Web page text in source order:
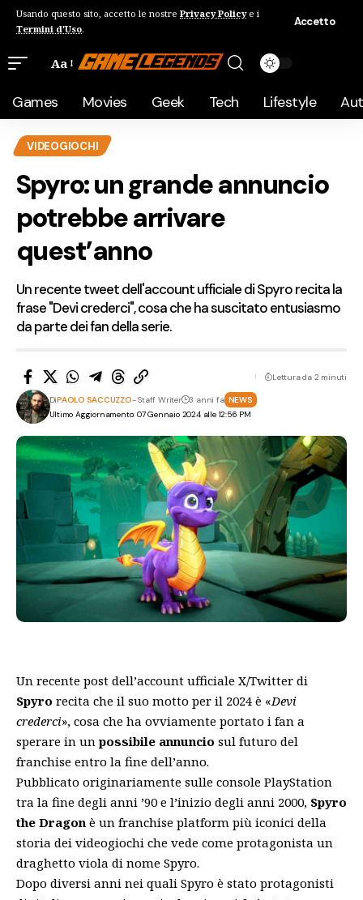
Usando questo sito, accetto le nostre Privacy Policye i
Termini d'Uso.
Accetto
Aa
Games Movies Geek Tech Lifestyle
VIDEOGIOCHI
Spyro: un grande annuncio
potrebbe arrivare
quest’anno
Un recente tweet dell'account ufficiale di Spyro recita la
frase "Devi crederci", cosa che ha suscitato entusiasmo
da parte dei fan della serie.
Ultimo Aggiornamento: 07 Gennaio 2024 alle 12:56 PM
DiPAOLO SACCUZZO- Staff Writer 3 anni fa NEWS
Lettura da 2 minuti
Un recente post dell’account ufficiale X/Twitter di
Spyro recita che il suo motto per il 2024 è «Devi
crederci», cosa che ha ovviamente portato i fan a
sperare in unpossibile annuncio sul futuro del
franchise entro la fine dell’anno.
Pubblicato originariamente sulle console PlayStation
tra la fine degli anni ’90 e l’inizio degli anni 2000, Spyro
the Dragon è un franchise platform più iconici della
storia dei videogiochi che vede come protagonista un
draghetto viola di nome Spyro.
Dopo diversi anni nei quali Spyro è stato protagonisti